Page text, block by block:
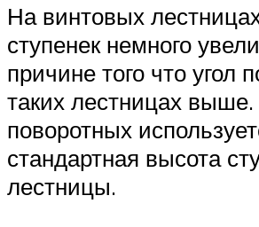
На винтовых
ступенек немного
причине того что угол
таких лестницах
поворотных
стандартная высота
лестницы.